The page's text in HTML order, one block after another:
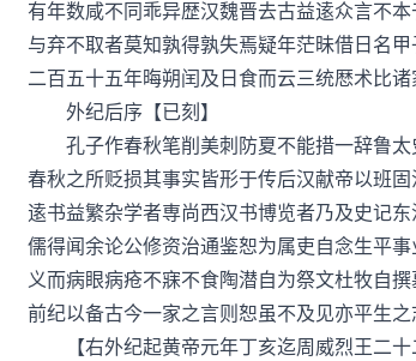
有年数咸不同乖异歴汉魏晋去古益逺众言不
与弃不取者莫知孰得孰失焉疑年茫昧借日名
二百五十五年晦朔闰及日食而云三统厯术比
外纪后序【已刻】
孔子作春秋笔削美刺防夏不能措一辞鲁太
春秋之所贬损其事实皆形于传后汉献帝以班
逺书益繁杂学者専尚西汉书博览者乃及史记
儒得闻余论公修资治通鉴恕为属吏自念生平
义而病眼病疮不寐不食陶潜自为祭文杜牧自
前纪以备古今一家之言则恕虽不及见亦平生之
【右外纪起黄帝元年丁亥迄周威烈王二十